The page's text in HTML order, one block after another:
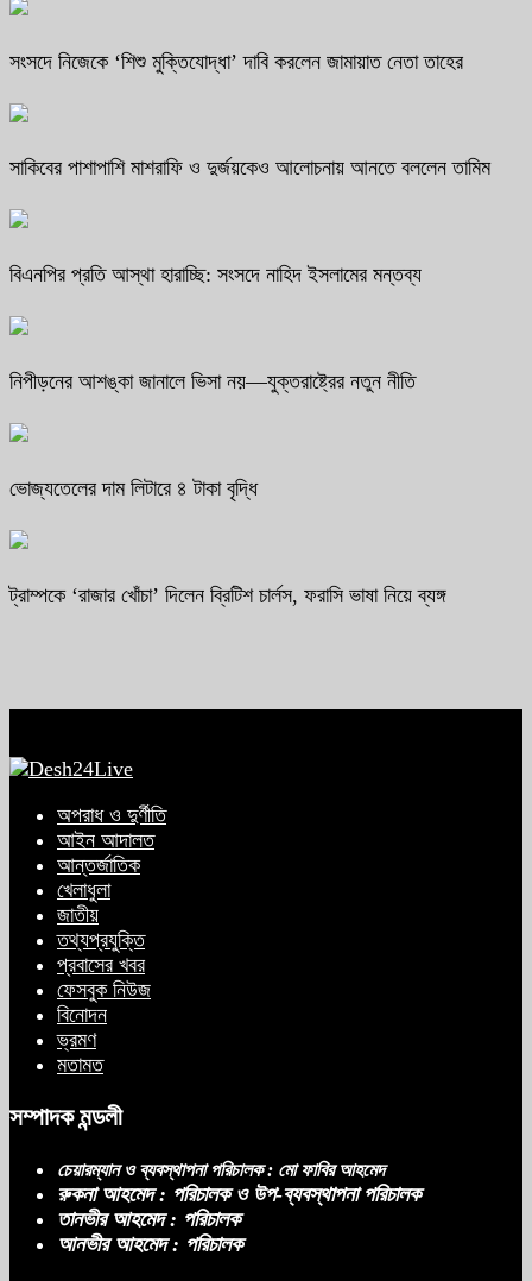
সংসদে নিজেকে ‘শিশু মুক্তিযোদ্ধা’ দাবি করলেন জামায়াত নেতা তাহের
সাকিবের পাশাপাশি মাশরাফি ও দুর্জয়কেও আলোচনায় আনতে বললেন তামিম
বিএনপির প্রতি আস্থা হারাচ্ছি: সংসদে নাহিদ ইসলামের মন্তব্য
নিপীড়নের আশঙ্কা জানালে ভিসা নয়—যুক্তরাষ্ট্রের নতুন নীতি
ভোজ্যতেলের দাম লিটারে ৪ টাকা বৃদ্ধি
ট্রাম্পকে ‘রাজার খোঁচা’ দিলেন ব্রিটিশ চার্লস, ফরাসি ভাষা নিয়ে ব্যঙ্গ
অপরাধ ও দুর্ণীতি
আইন আদালত
আন্তর্জাতিক
খেলাধুলা
জাতীয়
তথ্যপ্রযুক্তি
প্রবাসের খবর
ফেসবুক নিউজ
বিনোদন
ভ্রমণ
মতামত
সম্পাদক মন্ডলী
চেয়ারম্যান ও ব্যবস্থাপনা পরিচালক : মো ফাবির আহমেদ
রুকনা আহমেদ : পরিচালক ও উপ-ব্যবস্থাপনা পরিচালক
তানভীর আহমেদ : পরিচালক
আনভীর আহমেদ : পরিচালক